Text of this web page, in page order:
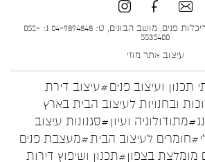
הילית קרש עיצוב ואדריכלות פנים, מושב הבונים, ט: 04-9894848 נ: 052-
5535400
עיצוב אתר מוזי
תכנון ועיצוב פנים#עיצוב דירת
ובחנויות לעיצוב הבית בארץ
#מתודולוגיה ועיון #סגנונות עיצוב
#חומרים לעיצוב הבית#מעצבת פנים
מומלצת בצפון#תכנון ושיפוץ דירות